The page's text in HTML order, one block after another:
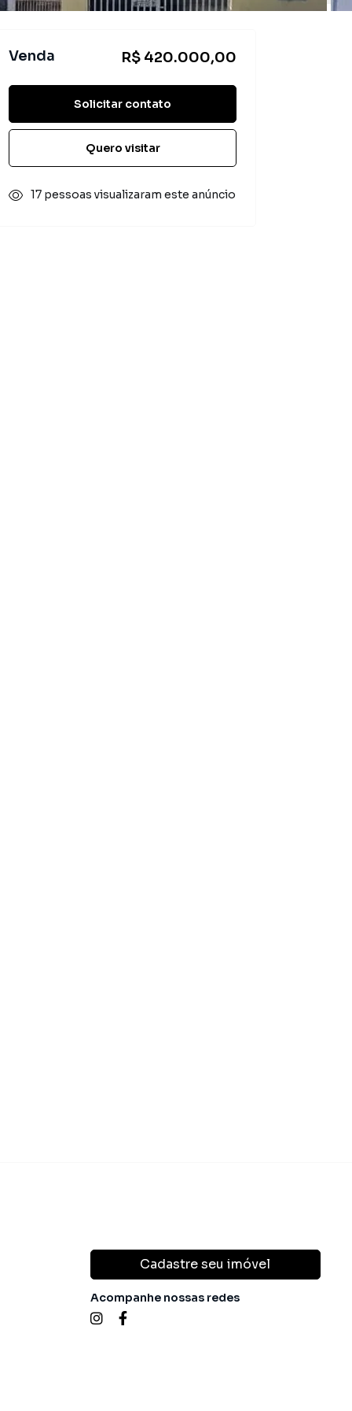
Venda R$ 420.000,00
Solicitar contato
Quero visitar
17 pessoas visualizaram este anúncio
Cadastre seu imóvel
Acompanhe nossas redes